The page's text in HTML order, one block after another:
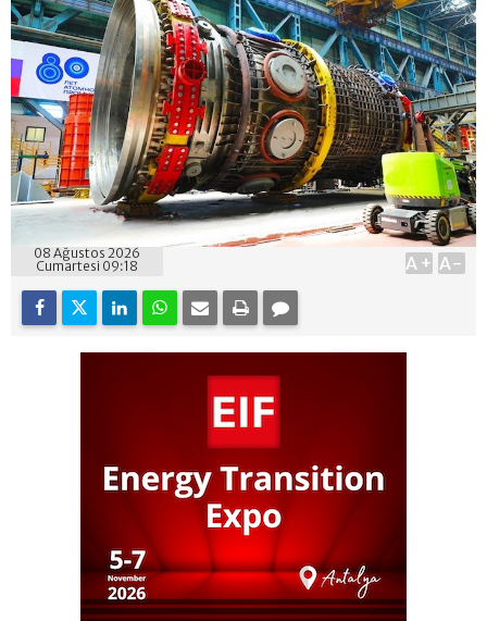
08 Ağustos 2026
Cumartesi 09:18
A+ A-